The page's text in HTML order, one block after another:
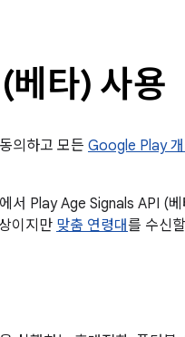
타) 사용
의하고 모든 Google Play
서 Play Age Signals API (
이지만 맞춤 연령대를 수신